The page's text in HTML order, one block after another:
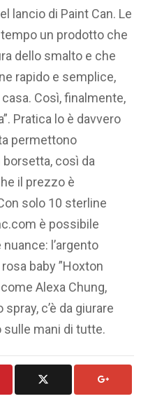
lancio di Paint Can. Le
un prodotto che
dello smalto e che
rapido e semplice,
Così, finalmente,
Pratica lo è davvero
permettono
così da
il prezzo è
solo 10 sterline
è possibile
l’argento
baby ”Hoxton
Alexa Chung,
c’è da giurare
sulle mani di tutte.